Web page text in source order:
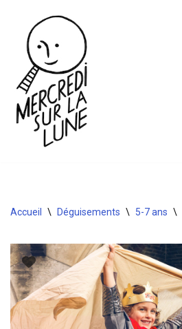
Aller
contenu
Accueil \ Déguisements \ 5-7 ans \